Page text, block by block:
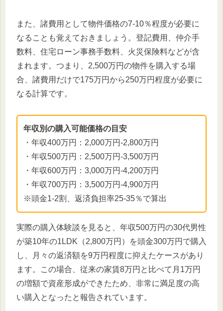
また、諸費用として物件価格の7-10％程度が必要に
なることも覚えておきましょう。登記費用、仲介手
数料、住宅ローン事務手数料、火災保険料などが含
まれます。つまり、2,500万円の物件を購入する場
合、諸費用だけで175万円から250万円程度が必要に
なる計算です。
年収別の購入可能価格の目安
・年収400万円：2,000万円-2,800万円
・年収500万円：2,500万円-3,500万円
・年収600万円：3,000万円-4,200万円
・年収700万円：3,500万円-4,900万円
※頭金1-2割、返済負担率25-35％で算出
実際の購入体験談を見ると、年収500万円の30代男性
が築10年の1LDK（2,800万円）を頭金300万円で購入
し、月々の返済額を9万円程度に抑えたケースがあり
ます。この場合、従来の家賃8万円と比べて月1万円
の増額で資産形成ができたため、非常に満足度の高
い購入となったと報告されています。